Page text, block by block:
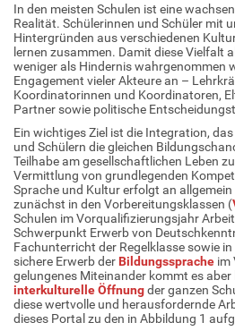
In den meisten Schulen ist eine
Realität. Schülerinnen und Schüler mit
Hintergründen aus verschiedenen
lernen zusammen. Damit diese Vielfalt
weniger als Hindernis wahrgenommen
Engagement vieler Akteure an –
Koordinatorinnen und Koordinatoren,
Partner sowie politische
Ein wichtiges Ziel ist die Integration,
und Schülern die gleichen
Teilhabe am gesellschaftlichen Leben
Vermittlung von grundlegenden
Sprache und Kultur erfolgt an allgemein
zunächst in den Vorbereitungsklassen (
Schulen im Vorqualifizierungsjahr
Schwerpunkt Erwerb von
Fachunterricht der Regelklasse sowie
sichere Erwerb der Bildungssprache im
gelungenes Miteinander kommt es
interkulturelle Öffnungder ganzen
diese wertvolle und herausfordernde
dieses Portal zu den in Abbildung 1